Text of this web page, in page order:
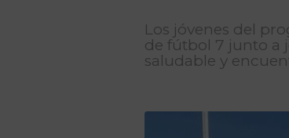
Los jóvenes del
de fútbol 7 junto a
saludable y